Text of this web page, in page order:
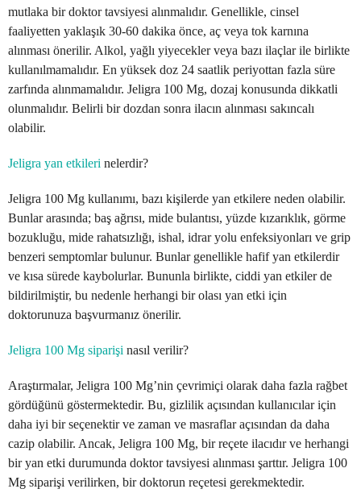
mutlaka bir doktor tavsiyesi alınmalıdır. Genellikle, cinsel
faaliyetten yaklaşık 30-60 dakika önce, aç veya tok karnına
alınması önerilir. Alkol, yağlı yiyecekler veya bazı ilaçlar ile birlikte
kullanılmamalıdır. En yüksek doz 24 saatlik periyottan fazla süre
zarfında alınmamalıdır. Jeligra 100 Mg, dozaj konusunda dikkatli
olunmalıdır. Belirli bir dozdan sonra ilacın alınması sakıncalı
olabilir.
Jeligra yan etkileri nelerdir?
Jeligra 100 Mg kullanımı, bazı kişilerde yan etkilere neden olabilir.
Bunlar arasında; baş ağrısı, mide bulantısı, yüzde kızarıklık, görme
bozukluğu, mide rahatsızlığı, ishal, idrar yolu enfeksiyonları ve grip
benzeri semptomlar bulunur. Bunlar genellikle hafif yan etkilerdir
ve kısa sürede kaybolurlar. Bununla birlikte, ciddi yan etkiler de
bildirilmiştir, bu nedenle herhangi bir olası yan etki için
doktorunuza başvurmanız önerilir.
Jeligra 100 Mg siparişi nasıl verilir?
Araştırmalar, Jeligra 100 Mg’nin çevrimiçi olarak daha fazla rağbet
gördüğünü göstermektedir. Bu, gizlilik açısından kullanıcılar için
daha iyi bir seçenektir ve zaman ve masraflar açısından da daha
cazip olabilir. Ancak, Jeligra 100 Mg, bir reçete ilacıdır ve herhangi
bir yan etki durumunda doktor tavsiyesi alınması şarttır. Jeligra 100
Mg siparişi verilirken, bir doktorun reçetesi gerekmektedir.